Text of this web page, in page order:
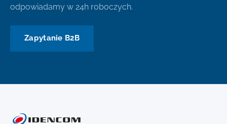
odpowiadamy w 24h roboczych.
Zapytanie B2B